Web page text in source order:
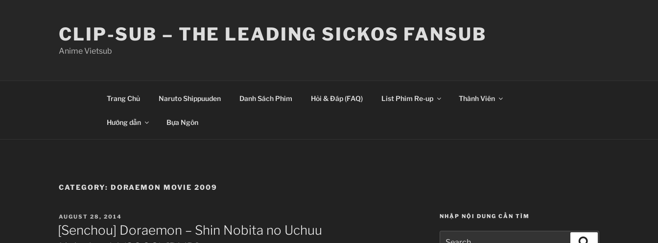
CLIP-SUB – THE LEADING SICKOS FANSUB
Anime Vietsub
Trang Chủ Naruto Shippuuden Danh Sách Phim Hỏi & Đáp (FAQ) List Phim Re-up Thành Viên
Hướng dẫn Bựa Ngôn
CATEGORY: DORAEMON MOVIE 2009
POSTED
ON
AUGUST 28, 2014
[Senchou] Doraemon – Shin Nobita no Uchuu
NHẬP NỘI DUNG CẦN TÌM